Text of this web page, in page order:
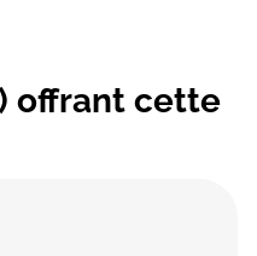
offrant cette